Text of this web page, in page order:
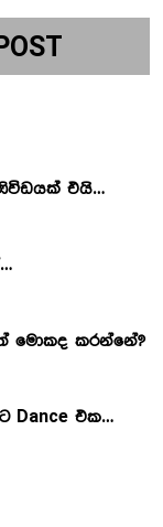
එයි…
මොකද කරන්නේ?
Dance එක…